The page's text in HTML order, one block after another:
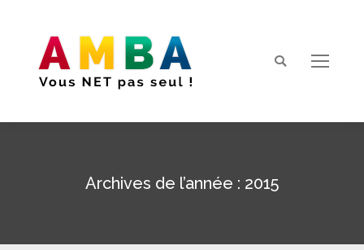
Search:
Archives de l’année : 2015